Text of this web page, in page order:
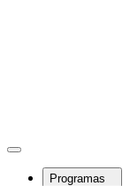
Programas